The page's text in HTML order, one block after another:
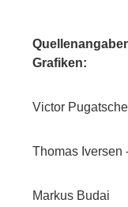
Grafiken:
Victor
Thomas Iversen
Markus Budai